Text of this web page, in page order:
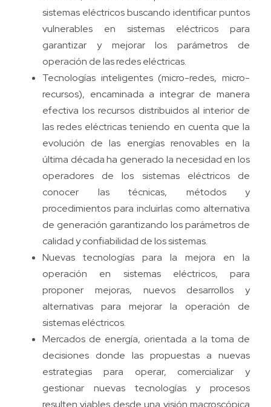
sistemas eléctricos buscando identificar puntos
vulnerables en sistemas eléctricos para
garantizar y mejorar los parámetros de
operación de las redes eléctricas.
Tecnologías inteligentes (micro-redes, micro-
recursos), encaminada a integrar de manera
efectiva los recursos distribuidos al interior de
las redes eléctricas teniendo en cuenta que la
evolución de las energías renovables en la
última década ha generado la necesidad en los
operadores de los sistemas eléctricos de
conocer las técnicas, métodos y
procedimientos para incluirlas como alternativa
de generación garantizando los parámetros de
calidad y confiabilidad de los sistemas.
Nuevas tecnologías para la mejora en la
operación en sistemas eléctricos, para
proponer mejoras, nuevos desarrollos y
alternativas para mejorar la operación de
sistemas eléctricos.
Mercados de energía, orientada a la toma de
decisiones donde las propuestas a nuevas
estrategias para operar, comercializar y
gestionar nuevas tecnologías y procesos
resulten viables desde una visión macroscópica